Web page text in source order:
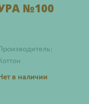
№100
Производитель:
Коттон
Нет в наличии